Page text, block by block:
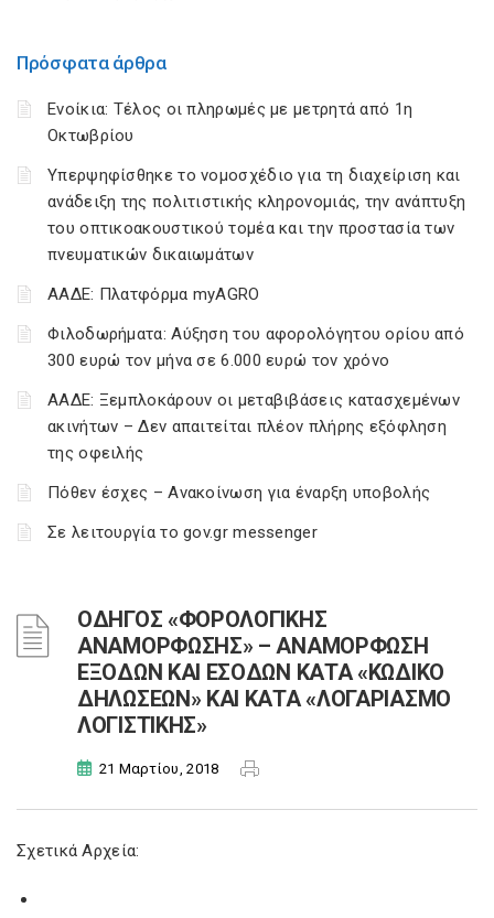
Πρόσφατα άρθρα
Ενοίκια: Τέλος οι πληρωμές με μετρητά από 1η
Οκτωβρίου
Υπερψηφίσθηκε το νομοσχέδιο για τη διαχείριση και
ανάδειξη της πολιτιστικής κληρονομιάς, την ανάπτυξη
του οπτικοακουστικού τομέα και την προστασία των
πνευματικών δικαιωμάτων
ΑΑΔΕ: Πλατφόρμα myAGRO
Φιλοδωρήματα: Αύξηση του αφορολόγητου ορίου από
300 ευρώ τον μήνα σε 6.000 ευρώ τον χρόνο
ΑΑΔΕ: Ξεμπλοκάρουν οι μεταβιβάσεις κατασχεμένων
ακινήτων – Δεν απαιτείται πλέον πλήρης εξόφληση
της οφειλής
Πόθεν έσχες – Ανακοίνωση για έναρξη υποβολής
Σε λειτουργία το gov.gr messenger
ΟΔΗΓΟΣ «ΦΟΡΟΛΟΓΙΚΗΣ
ΑΝΑΜΟΡΦΩΣΗΣ» – ΑΝΑΜΟΡΦΩΣΗ
ΕΞΟΔΩΝ ΚΑΙ ΕΣΟΔΩΝ ΚΑΤΑ «ΚΩΔΙΚΟ
ΔΗΛΩΣΕΩΝ» ΚΑΙ ΚΑΤΑ «ΛΟΓΑΡΙΑΣΜΟ
ΛΟΓΙΣΤΙΚΗΣ»
21 Μαρτίου, 2018
Σχετικά Αρχεία: